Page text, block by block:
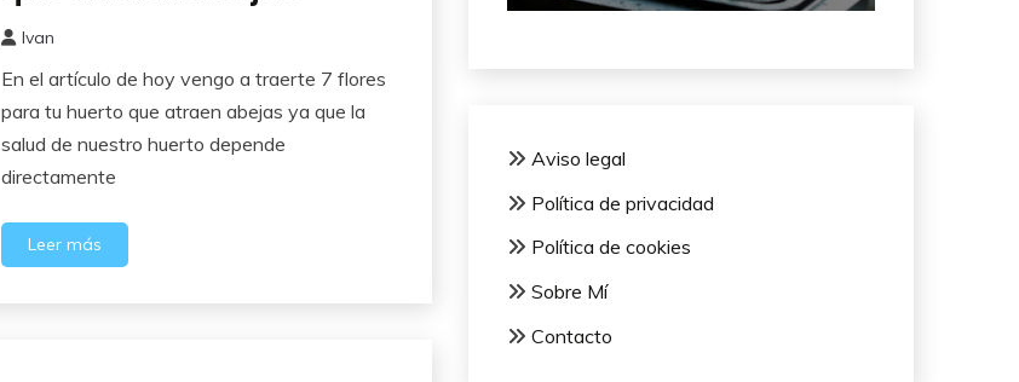
noviembre,
2025
Ivan
En el artículo de hoy vengo a traerte 7 flores
para tu huerto que atraen abejas ya que la
salud de nuestro huerto depende
directamente
Leer más
Aviso legal
Política de privacidad
Política de cookies
Sobre Mí
Contacto